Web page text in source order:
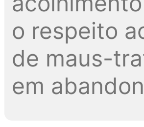
o respeito
de maus-
em